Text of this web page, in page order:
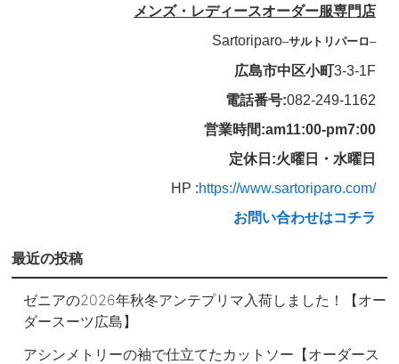
メンズ・レディースオーダー服専門店
Sartoriparo–サルトリパーロ–
広島市中区小町3-3-1F
電話番号:082-249-1162
営業時間:am11:00-pm7:00
定休日:火曜日・水曜日
HP :https://www.sartoriparo.com/
お問い合わせはコチラ
最近の投稿
ゼニアの2026年秋冬アンテプリマ入荷しました！【オー
ダースーツ広島】
アシンメトリーの袖で仕立てたカットソー【オーダース